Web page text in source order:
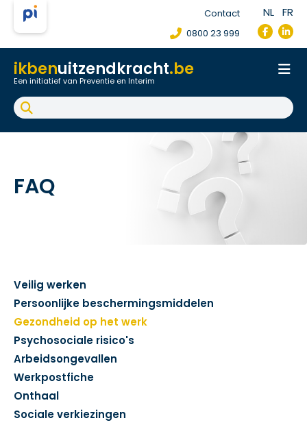
Contact
0800 23 999
NL FR
ikbenuitzendkracht.be
Een initiatief van Preventie en Interim
Onthaal
Werkpostfiche
Arbeidsongeval
FAQ
Veilig werken
Persoonlijke beschermingsmiddelen
Gezondheid op het werk
Psychosociale risico's
Arbeidsongevallen
Werkpostfiche
Onthaal
Sociale verkiezingen